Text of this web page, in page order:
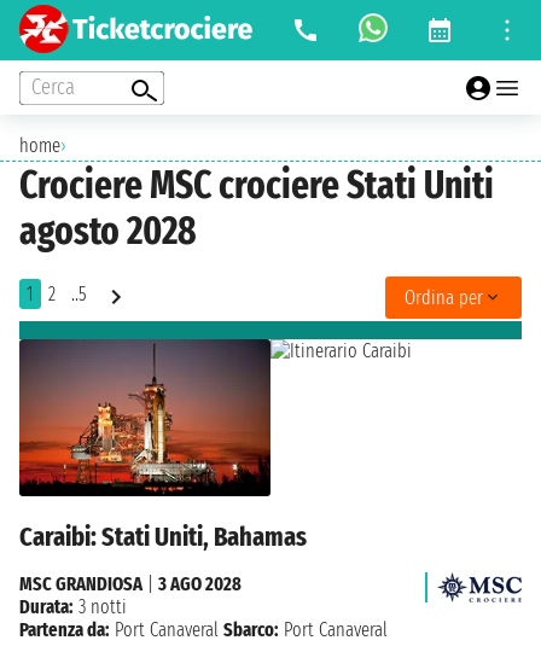
Cerca
home›
Crociere MSC crociere Stati Uniti
agosto 2028
1 2 ..5 Ordina per
Caraibi: Stati Uniti, Bahamas
MSC GRANDIOSA
3 AGO 2028
Durata: 3 notti
Partenza da: Port Canaveral Sbarco: Port Canaveral